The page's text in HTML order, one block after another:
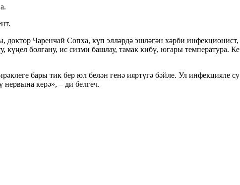
доктор Чаренчай Сопха, күп элләрдә эшләгән хәрби
болгану, ис сизми башлау, тамак кибү, югары температура.
бары тик бер юл белән генә ияртүгә бәйле. Ул инфекцияле
керә», – ди белгеч.